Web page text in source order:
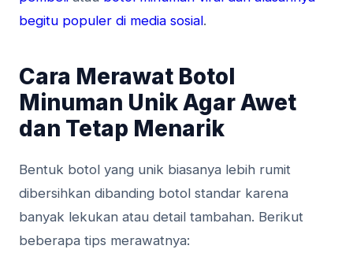
begitu populer di media sosial.
Cara Merawat Botol
Minuman Unik Agar Awet
dan Tetap Menarik
Bentuk botol yang unik biasanya lebih rumit
dibersihkan dibanding botol standar karena
banyak lekukan atau detail tambahan. Berikut
beberapa tips merawatnya: